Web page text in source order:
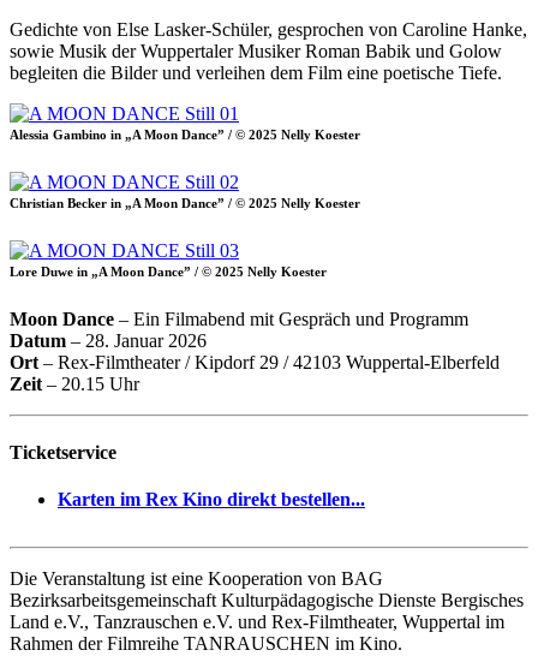
Gedichte von Else Lasker-Schüler, gesprochen von Caroline Hanke,
sowie Musik der Wuppertaler Musiker Roman Babik und Golow
begleiten die Bilder und verleihen dem Film eine poetische Tiefe.
Alessia Gambino in „A Moon Dance” / © 2025 Nelly Koester
Christian Becker in „A Moon Dance” / © 2025 Nelly Koester
Lore Duwe in „A Moon Dance” / © 2025 Nelly Koester
Moon Dance – Ein Filmabend mit Gespräch und Programm
Datum – 28. Januar 2026
Ort – Rex-Filmtheater / Kipdorf 29 / 42103 Wuppertal-Elberfeld
Zeit – 20.15 Uhr
Ticketservice
Karten im Rex Kino direkt bestellen...
Die Veranstaltung ist eine Kooperation von BAG
Bezirksarbeitsgemeinschaft Kulturpädagogische Dienste Bergisches
Land e.V., Tanzrauschen e.V. und Rex-Filmtheater, Wuppertal im
Rahmen der Filmreihe TANRAUSCHEN im Kino.